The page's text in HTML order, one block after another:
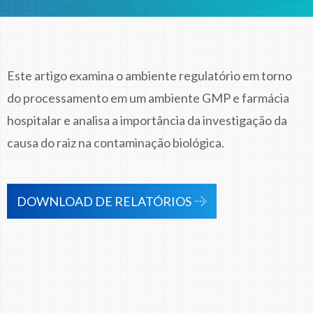
Este artigo examina o ambiente regulatório em torno
do processamento em um ambiente GMP e farmácia
hospitalar e analisa a importância da investigação da
causa do raiz na contaminação biológica.
DOWNLOAD DE RELATÓRIOS